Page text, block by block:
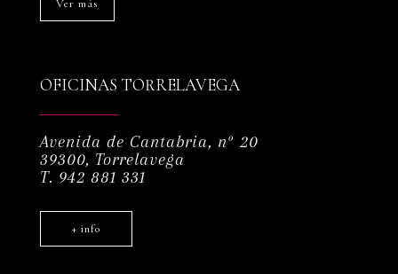
Ver más
OFICINAS TORRELAVEGA
Avenida de Cantabria, nº 20
39300, Torrelavega
T. 942 881 331
+ info